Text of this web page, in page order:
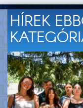
HÍREK